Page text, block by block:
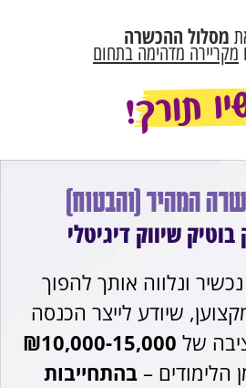
מסלול ההכשרה
המהיר (והבטוח)
שיווק דיגיטלי
נכשיר ונלווה אותך להפוך
שיודע לייצר הכנסה
של ₪10,000-15,000
הלימודים –בהתחייבות